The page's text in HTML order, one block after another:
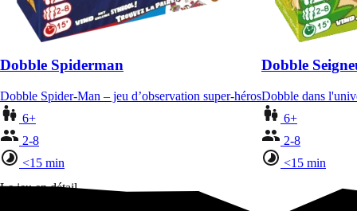
Dobble Spiderman
Dobble Spider-Man – jeu d’observation super-héros
6+
2-8
<15 min
Dobble
Dobble dans
6+
2-8
<15 min
Le jeu en détail